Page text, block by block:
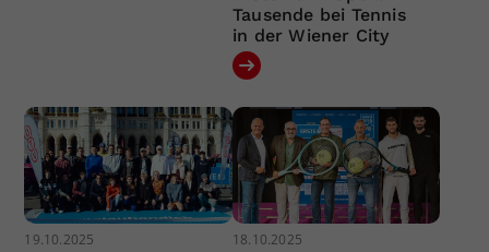
Tausende bei Tennis
in der Wiener City
19.10.2025 18.10.2025